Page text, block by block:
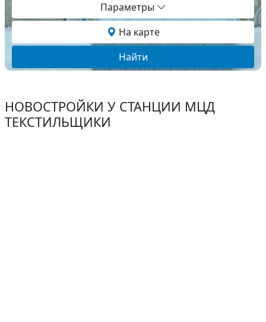
Параметры
На карте
Найти
НОВОСТРОЙКИ У СТАНЦИИ МЦД
ТЕКСТИЛЬЩИКИ